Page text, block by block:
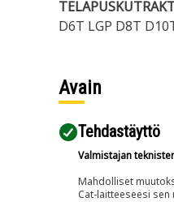
D6T LGP D8T
Avain
Tehdastäyttö
Valmistajan
Mahdolliset
Cat-laitteeseesi